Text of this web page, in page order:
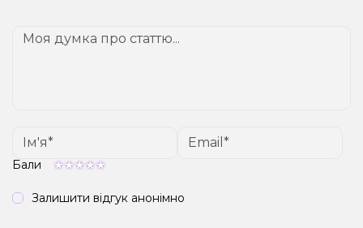
Бали
Залишити відгук анонімно